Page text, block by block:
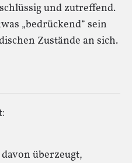
und zutreffend.
„bedrückend“ sein
Zustände an sich.
überzeugt,